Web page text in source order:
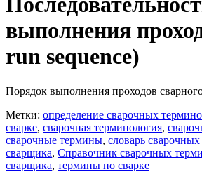
выполнения
run sequence)
Порядок выполнения проходов
Метки: определение сварочных
сварке, сварочная терминология,
сварочные термины, словарь
сварщика, Справочник сварочных
сварщика, термины по сварке